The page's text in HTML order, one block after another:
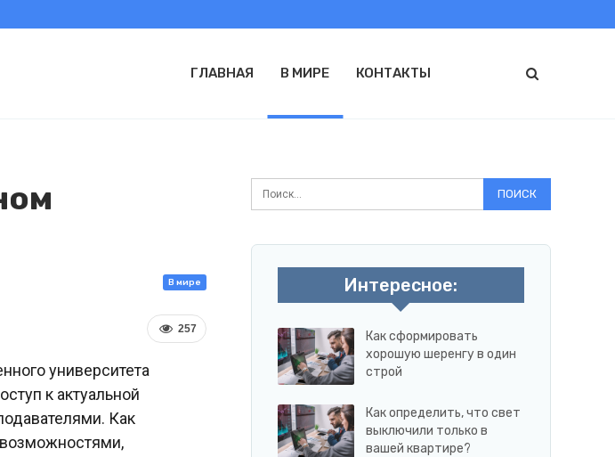
ГЛАВНАЯ В МИРЕ КОНТАКТЫ
В мире
257
университета
к актуальной
Как
возможностями,
Интересное:
Как сформировать
хорошую шеренгу в один
строй
Как определить, что свет
выключили только в
вашей квартире?